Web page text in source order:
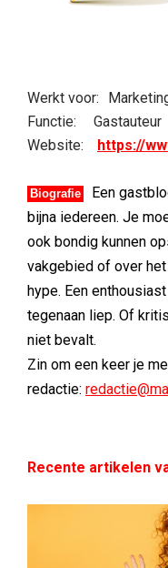
Werkt voor:
Functie:
Gastauteur
Website:
https://
Biografie
Een
bijna iedereen. Je
ook bondig kunnen
vakgebied of over
hype. Een
tegenaan liep. Of
niet bevalt.
Zin om een keer je
redactie:
Recente artikelen